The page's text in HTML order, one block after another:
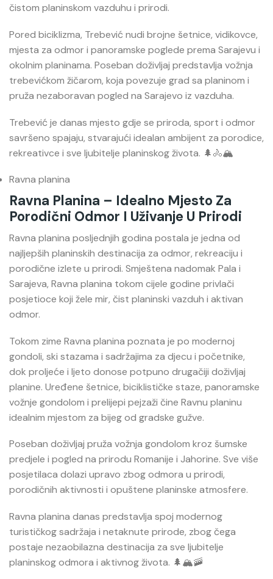
čistom planinskom vazduhu i prirodi.
Pored biciklizma, Trebević nudi brojne šetnice, vidikovce,
mjesta za odmor i panoramske poglede prema Sarajevu i
okolnim planinama. Poseban doživljaj predstavlja vožnja
trebevićkom žičarom, koja povezuje grad sa planinom i
pruža nezaboravan pogled na Sarajevo iz vazduha.
Trebević je danas mjesto gdje se priroda, sport i odmor
savršeno spajaju, stvarajući idealan ambijent za porodice,
rekreativce i sve ljubitelje planinskog života. 🌲🚴🏔️
Ravna planina
Ravna Planina – Idealno Mjesto Za
Porodični Odmor I Uživanje U Prirodi
Ravna planina posljednjih godina postala je jedna od
najljepših planinskih destinacija za odmor, rekreaciju i
porodične izlete u prirodi. Smještena nadomak Pala i
Sarajeva, Ravna planina tokom cijele godine privlači
posjetioce koji žele mir, čist planinski vazduh i aktivan
odmor.
Tokom zime Ravna planina poznata je po modernoj
gondoli, ski stazama i sadržajima za djecu i početnike,
dok proljeće i ljeto donose potpuno drugačiji doživljaj
planine. Uređene šetnice, biciklističke staze, panoramske
vožnje gondolom i prelijepi pejzaži čine Ravnu planinu
idealnim mjestom za bijeg od gradske gužve.
Poseban doživljaj pruža vožnja gondolom kroz šumske
predjele i pogled na prirodu Romanije i Jahorine. Sve više
posjetilaca dolazi upravo zbog odmora u prirodi,
porodičnih aktivnosti i opuštene planinske atmosfere.
Ravna planina danas predstavlja spoj modernog
turističkog sadržaja i netaknute prirode, zbog čega
postaje nezaobilazna destinacija za sve ljubitelje
planinskog odmora i aktivnog života. 🌲🏔️🚠